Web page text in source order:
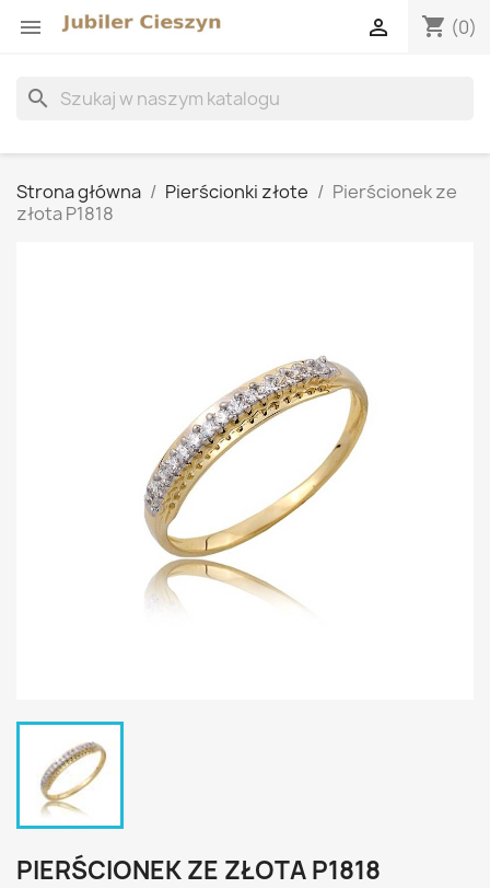
 shopping_cart (0)

search
Strona główna Pierścionki złote
Pierścionek ze
złota P1818
PIERŚCIONEK ZE ZŁOTA P1818